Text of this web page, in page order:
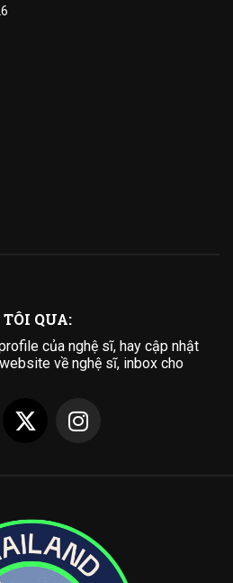
QUA:
của nghệ sĩ, hay cập nhật
về nghệ sĩ, inbox cho